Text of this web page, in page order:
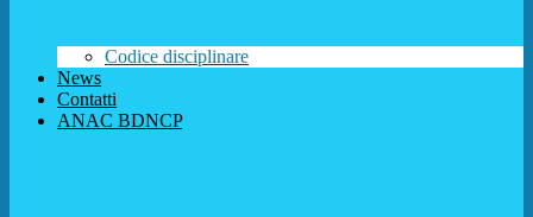
Codice disciplinare
News
Contatti
ANAC BDNCP